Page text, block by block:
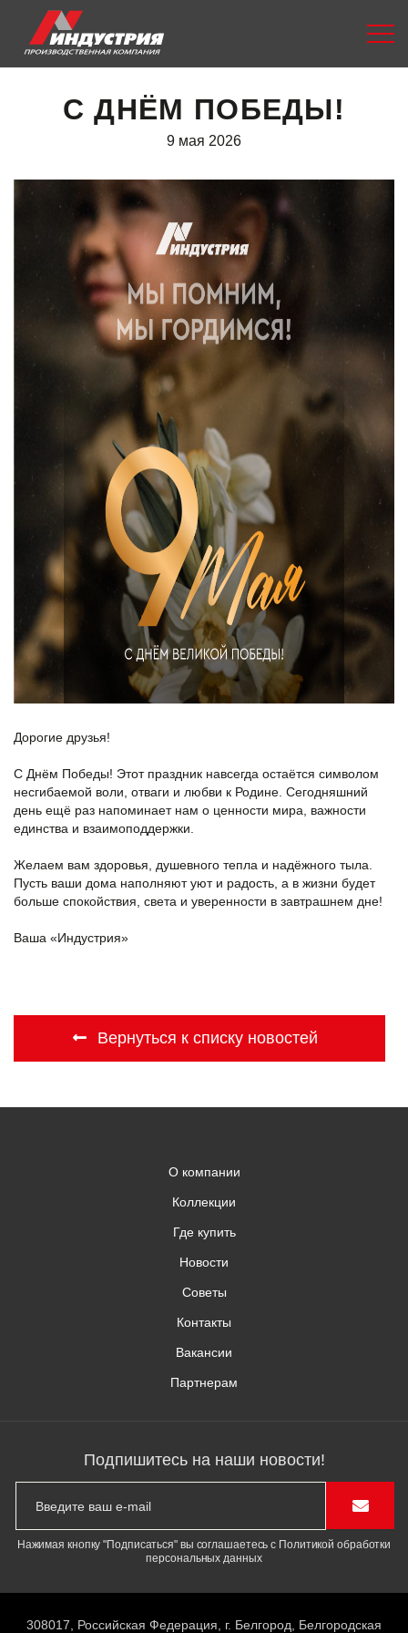
С ДНЁМ ПОБЕДЫ!
9 мая 2026
Дорогие друзья!
С Днём Победы! Этот праздник навсегда остаётся символом
несгибаемой воли, отваги и любви к Родине. Сегодняшний
день ещё раз напоминает нам о ценности мира, важности
единства и взаимоподдержки.
Желаем вам здоровья, душевного тепла и надёжного тыла.
Пусть ваши дома наполняют уют и радость, а в жизни будет
больше спокойствия, света и уверенности в завтрашнем дне!
Ваша «Индустрия»
Вернуться к списку новостей
О компании
Коллекции
Где купить
Новости
Советы
Контакты
Вакансии
Партнерам
Подпишитесь на наши новости!
Нажимая кнопку "Подписаться" вы соглашаетесь с Политикой обработки
персональных данных
308017, Российская Федерация, г. Белгород, Белгородская